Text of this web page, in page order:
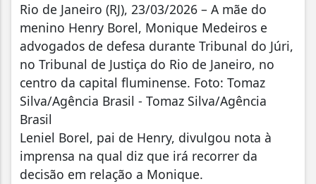
Rio de Janeiro (RJ), 23/03/2026 – A mãe do
menino Henry Borel, Monique Medeiros e
advogados de defesa durante Tribunal do Júri,
no Tribunal de Justiça do Rio de Janeiro, no
centro da capital fluminense. Foto: Tomaz
Silva/Agência Brasil - Tomaz Silva/Agência
Brasil
Leniel Borel, pai de Henry, divulgou nota à
imprensa na qual diz que irá recorrer da
decisão em relação a Monique.